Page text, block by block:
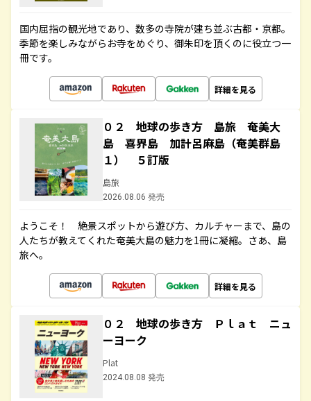
国内屈指の観光地であり、数多の寺院が建ち並ぶ古都・京都。
季節を楽しみながらお寺をめぐり、御朱印を頂くのに役立つ一
冊です。
詳細を見る
０２ 地球の歩き方 島旅 奄美大
島 喜界島 加計呂麻島（奄美群島
１） ５訂版
島旅
2026.08.06 発売
ようこそ！ 絶景スポットから遊び方、カルチャーまで、島の
人たちが教えてくれた奄美大島の魅力を1冊に凝縮。さあ、島
旅へ。
詳細を見る
０２ 地球の歩き方 Ｐｌａｔ ニュ
ーヨーク
Plat
2024.08.08 発売